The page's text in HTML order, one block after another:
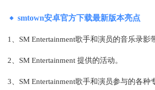
smtown安卓官方下载最新版本亮点
1、SM Entertainment歌手和演员的音乐录影
2、SM Entertainment 提供的活动。
3、SM Entertainment歌手和演员参与的各种